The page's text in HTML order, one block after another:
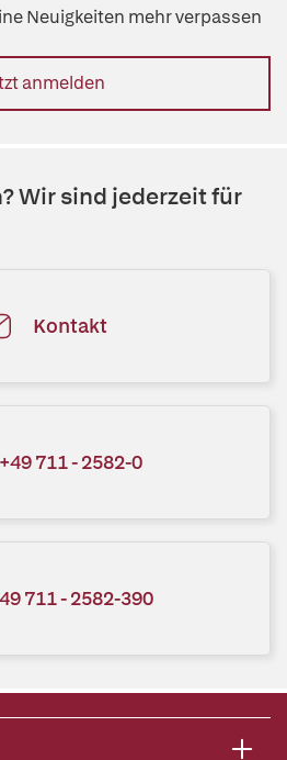
Neuigkeiten mehr verpassen
anmelden
Wir sind jederzeit für
Kontakt
+49 711 - 2582-0
711 - 2582-390